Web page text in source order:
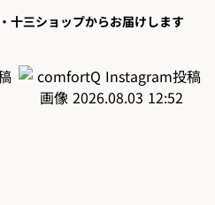
十三ショップからお届けします